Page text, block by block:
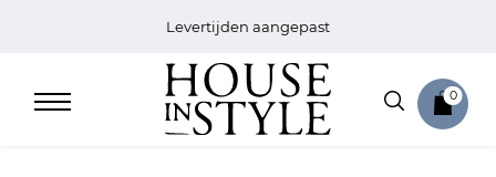
Levertijden aangepast
0